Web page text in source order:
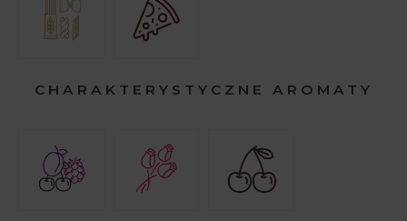
CHARAKTERYSTYCZNE AROMATY